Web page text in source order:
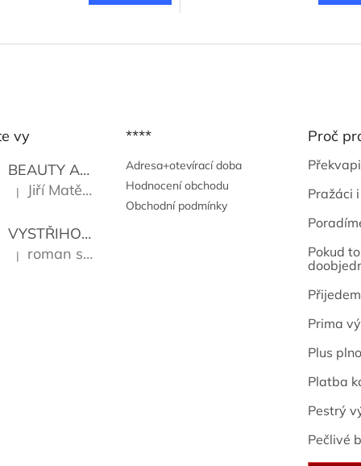
vy
BEAUTY AND THE BEAT
Go Go's
Hodnocení produktu je 5 z 5 hvězdiček.
| Jiří Matějů
VYSTŘIHOVÁNKY - PRAŽSKÉ PAMÁTKY Kropáček
Hodnocení produktu je 5 z 5 hvězdiček.
| roman sekanina
****
Adresa+otevírací doba
Hodnocení obchodu
Obchodní podmínky
Proč
Pražáci
Pokud
Prima
Plus
Platba
Pestrý
Pečlivé